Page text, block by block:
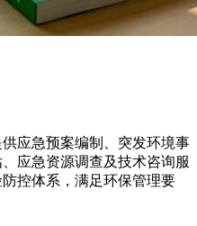
应急预案编制、突发环境事
应急资源调查及技术咨询服
控体系，满足环保管理要